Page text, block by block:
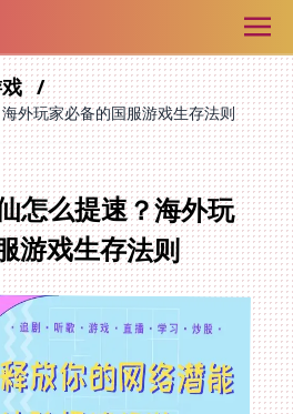
戏
外玩家必备的国服游戏生存法则
怎么提速？海外玩
游戏生存法则